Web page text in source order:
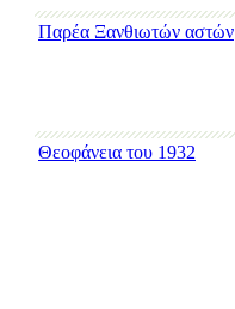
Παρέα Ξανθιωτών αστών
Θεοφάνεια του 1932